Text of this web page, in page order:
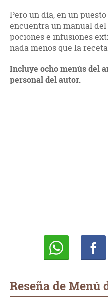
Pero un día, en un
encuentra un manual
pociones e infusiones
nada menos que la
Incluye ocho menús del
personal del autor.
Reseña de Menú